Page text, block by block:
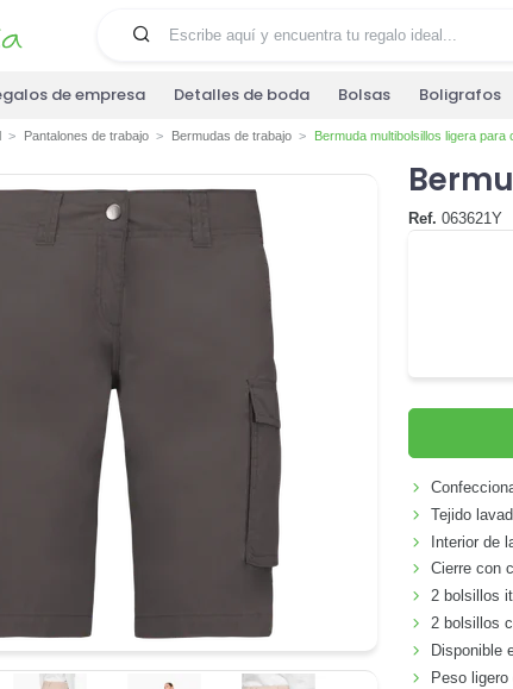
de empresa Detalles de boda Bolsas Boligrafos
Pantalones de trabajo Bermudas de trabajo Bermuda multibolsillos ligera para
Ref. 063621Y
Tejido
Interior de
Cierre con
2 bolsillos
2 bolsillos
Disponible
Peso